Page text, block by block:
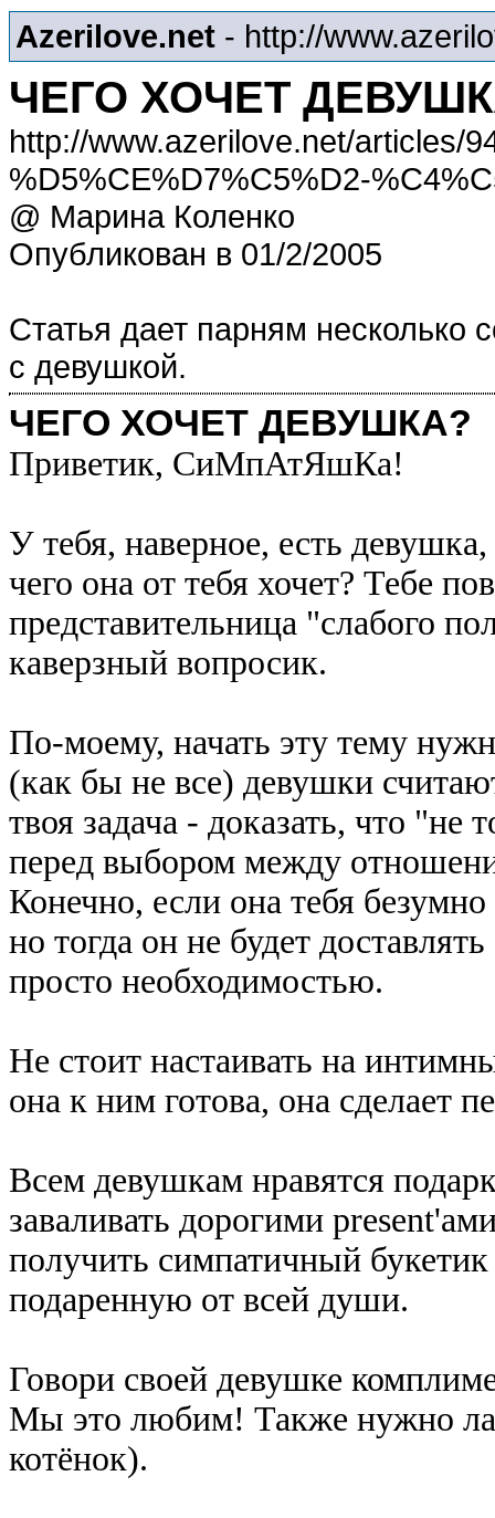
Azerilove.net - http://
ЧЕГО ХОЧЕТ
http://www.azerilove.net/articles/
%D5%CE%D7%C5%D2-
@ Марина Коленко
Опубликован в 01/2/2005
Статья дает парням несколько
с девушкой.
ЧЕГО ХОЧЕТ ДЕВУШКА?
Приветик, СиМпАтЯшКа!
У тебя, наверное, есть
чего она от тебя хочет? Тебе
представительница "слабого
каверзный вопросик.
По-моему, начать эту тему
(как бы не все) девушки
твоя задача - доказать, что "не
перед выбором между
Конечно, если она тебя
но тогда он не будет
просто необходимостью.
Не стоит настаивать на
она к ним готова, она сделает
Всем девушкам нравятся
заваливать дорогими
получить симпатичный
подаренную от всей души.
Говори своей девушке
Мы это любим! Также нужно
котёнок).